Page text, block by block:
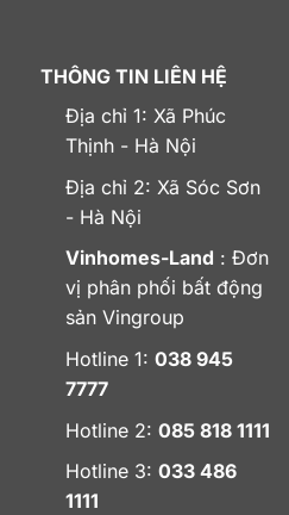
THÔNG TIN LIÊN HỆ
Địa chỉ 1: Xã Phúc
Thịnh - Hà Nội
Địa chỉ 2: Xã Sóc Sơn
- Hà Nội
Vinhomes-Land : Đơn
vị phân phối bất động
sản Vingroup
Hotline 1: 038 945
7777
Hotline 2: 085 818 1111
Hotline 3: 033 486
1111